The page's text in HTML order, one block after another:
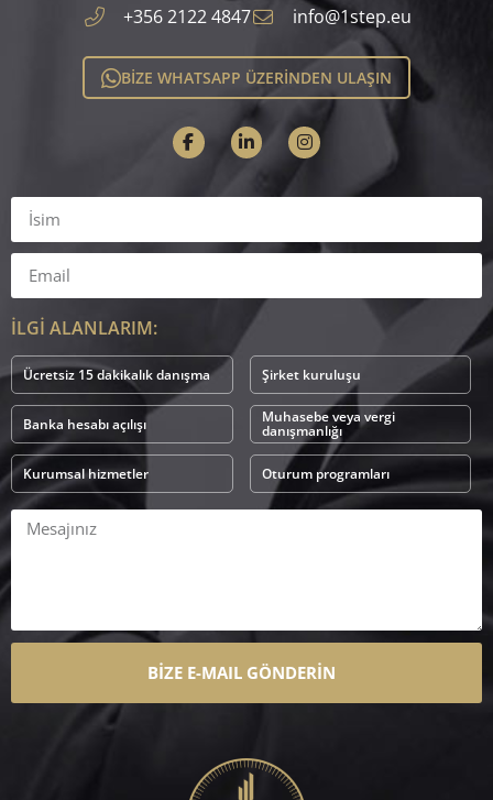
+356 2122 4847 info@1step.eu
BİZE WHATSAPP ÜZERİNDEN ULAŞIN
İLGİ ALANLARIM:
Ücretsiz 15 dakikalık danışma Şirket kuruluşu
Banka hesabı açılışı Muhasebe veya vergi
danışmanlığı
Kurumsal hizmetler Oturum programları
BİZE E-MAIL GÖNDERİN